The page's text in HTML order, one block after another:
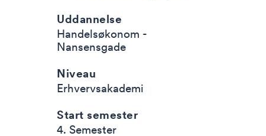
Uddannelse
Handelsøkonom -
Nansensgade
Niveau
Erhvervsakademi
Start semester
4. Semester